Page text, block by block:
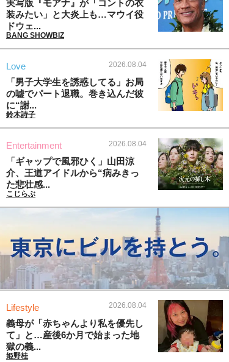
実写版『モアナ』が「コントの衣
装みたい」と大炎上も…マウイ役
ドウェ...
BANG SHOWBIZ
Love 2026.08.04
「男子大学生を誘惑してる」お局
の嘘でパート退職。巻き込んだ彼
に“謝...
鈴木詩子
Entertainment 2026.08.04
「ギャップで風邪ひく」山田涼
介、王道アイドルから“病みきっ
た悲壮感...
こじらぶ
Lifestyle 2026.08.04
義母が「赤ちゃんより私を優先し
て」と…産後6か月で始まった地
獄の義...
姫野桂